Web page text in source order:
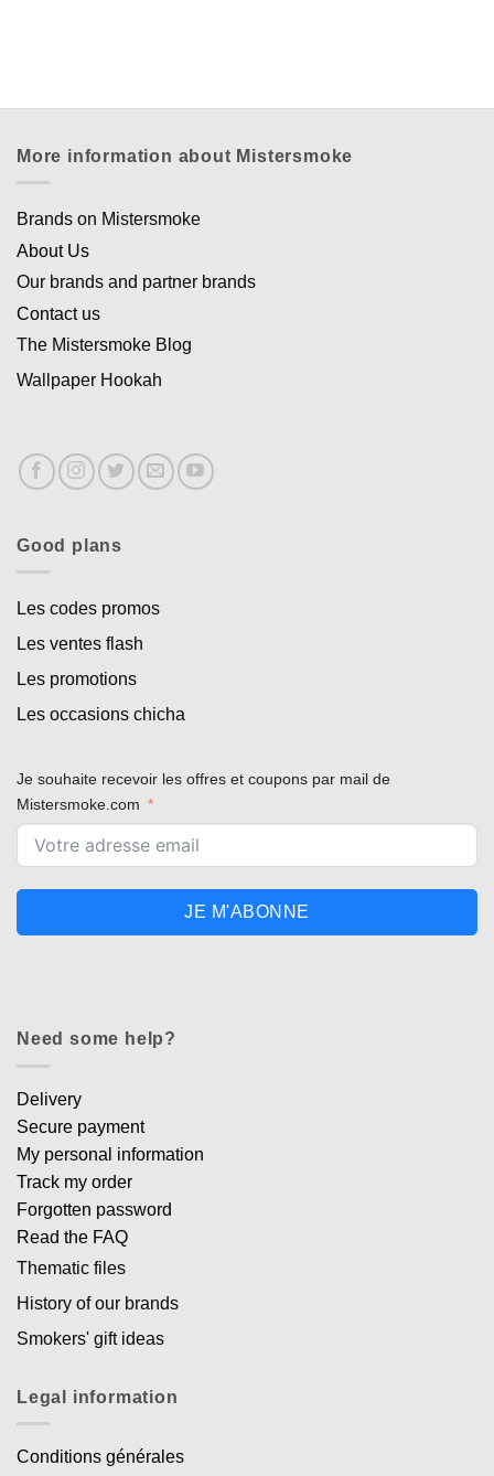
More information about Mistersmoke
Brands on Mistersmoke
About Us
Our brands and partner brands
Contact us
The Mistersmoke Blog
Wallpaper Hookah
Good plans
Les codes promos
Les ventes flash
Les promotions
Les occasions chicha
Je souhaite recevoir les offres et coupons par mail de
Mistersmoke.com
JE M'ABONNE
Need some help?
Delivery
Secure payment
My personal information
Track my order
Forgotten password
Read the FAQ
Thematic files
History of our brands
Smokers' gift ideas
Legal information
Conditions générales
Appliquer les filtres